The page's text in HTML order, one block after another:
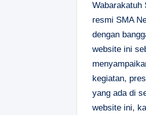
Wabarakatuh
resmi SMA
dengan
website ini
kegiatan,
yang ada di
website ini,